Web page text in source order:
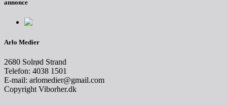
annonce
Arlo Medier
2680 Solrød Strand
Telefon: 4038 1501
E-mail: arlomedier@gmail.com
Copyright Viborher.dk